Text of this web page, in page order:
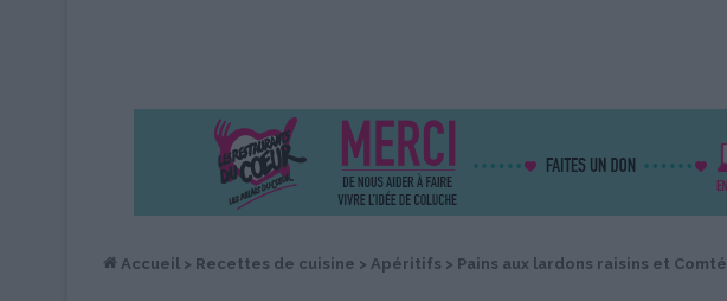
Accueil > Recettes de cuisine > Apéritifs > Pains aux lardons raisins et Comté